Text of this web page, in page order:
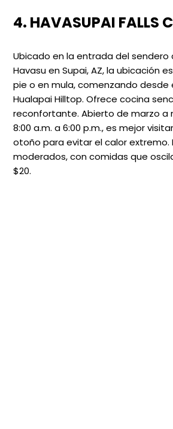
4. HAVASUPAI FALLS
Ubicado en la entrada del sendero
Havasu en Supai, AZ, la ubicación
pie o en mula, comenzando desde
Hualapai Hilltop. Ofrece cocina
reconfortante. Abierto de marzo a
8:00 a.m. a 6:00 p.m., es mejor
otoño para evitar el calor extremo.
moderados, con comidas que
$20.